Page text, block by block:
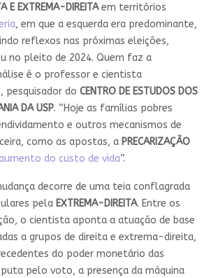
E EXTREMA-DIREITAem territórios
, em que a esquerda era predominante,
reflexos nas próximas eleições,
no pleito de 2024. Quem faz a
é o professor e cientista
, pesquisador do CENTRO DE ESTUDOS DOS
DA USP. “Hoje as famílias pobres
e outros mecanismos de
como as apostas, a PRECARIZAÇÃO
aumento do custo de vida”.
decorre de uma teia conflagrada
pela EXTREMA-DIREITA. Entre os
o cientista aponta a atuação de base
a grupos de direita e extrema-direita,
do poder monetário das
pelo voto, a presença da máquina